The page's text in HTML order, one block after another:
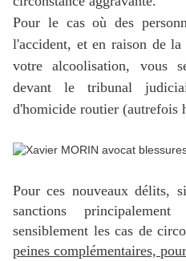
Pour le cas où des
l'accident, et en raison de la
votre alcoolisation, vous
devant le tribunal
d'homicide routier (autrefois
Pour ces nouveaux délits,
sanctions
sensiblement les cas de
peines complémentaires,